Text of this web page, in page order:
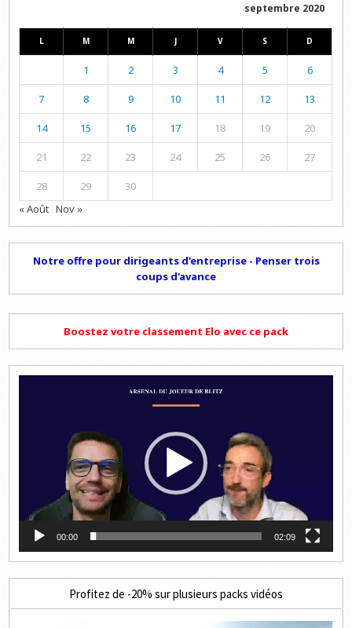
septembre 2020
L M M J V S D
1 2 3 4 5 6
7 8 9 10 11 12 13
14 15 16 17 18 19 20
21 22 23 24 25 26 27
28 29
30
« Août Nov »
Notre offre pour dirigeants d'entreprise - Penser trois
coups d'avance
Boostez votre classement Elo avec ce pack
00:00 02:09
Profitez de -20% sur plusieurs packs vidéos